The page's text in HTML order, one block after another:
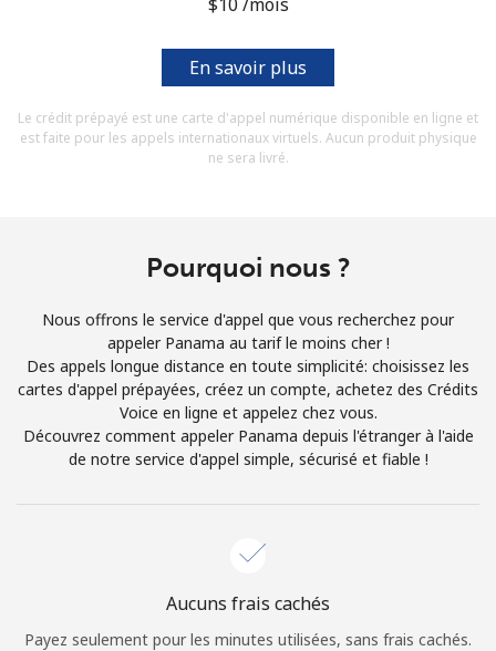
Rappel du mot de passe →
Continue avec
En savoir plus
Le crédit prépayé est une carte d'appel numérique disponible en ligne et
est faite pour les appels internationaux virtuels. Aucun produit physique
ne sera livré.
Pourquoi nous ?
Nous offrons le service d'appel que vous recherchez pour
appeler Panama au tarif le moins cher !
Des appels longue distance en toute simplicité: choisissez les
cartes d'appel prépayées, créez un compte, achetez des Crédits
Voice en ligne et appelez chez vous.
Découvrez comment appeler Panama depuis l'étranger à l'aide
de notre service d'appel simple, sécurisé et fiable !
Aucuns frais cachés
Payez seulement pour les minutes utilisées, sans frais cachés.